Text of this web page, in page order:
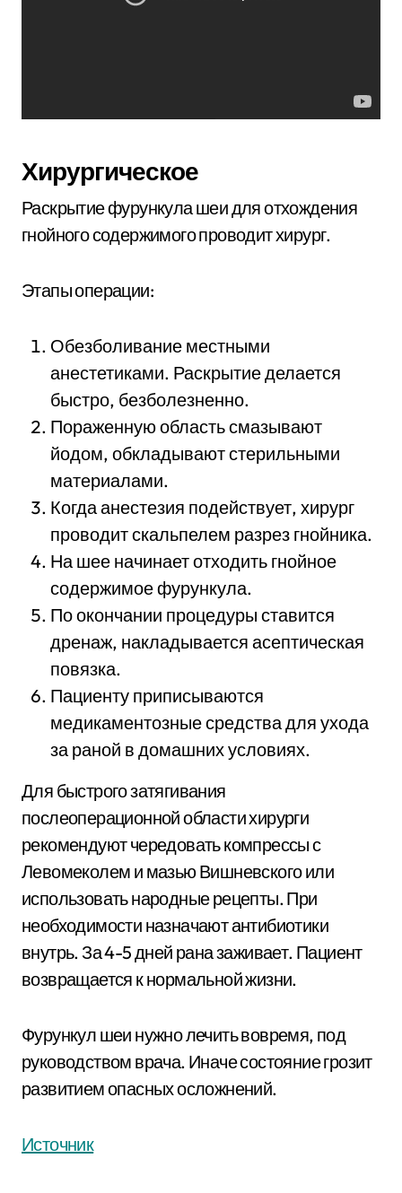
Хирургическое
Раскрытие фурункула шеи для отхождения
гнойного содержимого проводит хирург.
Этапы операции:
Обезболивание местными
анестетиками. Раскрытие делается
быстро, безболезненно.
Пораженную область смазывают
йодом, обкладывают стерильными
материалами.
Когда анестезия подействует, хирург
проводит скальпелем разрез гнойника.
На шее начинает отходить гнойное
содержимое фурункула.
По окончании процедуры ставится
дренаж, накладывается асептическая
повязка.
Пациенту приписываются
медикаментозные средства для ухода
за раной в домашних условиях.
Для быстрого затягивания
послеоперационной области хирурги
рекомендуют чередовать компрессы с
Левомеколем и мазью Вишневского или
использовать народные рецепты. При
необходимости назначают антибиотики
внутрь. За 4-5 дней рана заживает. Пациент
возвращается к нормальной жизни.
Фурункул шеи нужно лечить вовремя, под
руководством врача. Иначе состояние грозит
развитием опасных осложнений.
Источник